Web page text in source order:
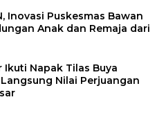
Inovasi Puskesmas Bawan
Anak dan Remaja dari
Ikuti Napak Tilas Buya
Nilai Perjuangan